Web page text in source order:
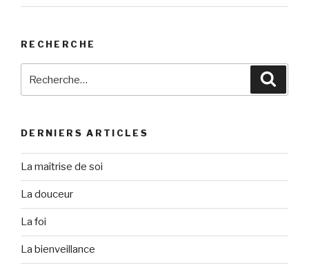
RECHERCHE
pour
DERNIERS ARTICLES
La maîtrise de soi
La douceur
La foi
La bienveillance